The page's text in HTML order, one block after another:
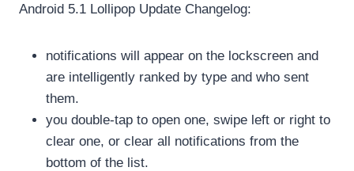
Android 5.1 Lollipop Update Changelog:
notifications will appear on the lockscreen and
are intelligently ranked by type and who sent
them.
you double-tap to open one, swipe left or right to
clear one, or clear all notifications from the
bottom of the list.